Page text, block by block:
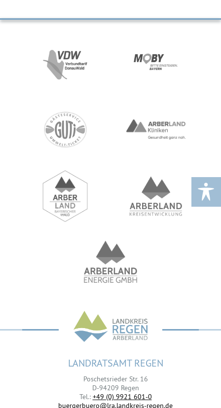
LANDRATSAMT REGEN
Poschetsrieder Str. 16
D-94209 Regen
Tel.: +49 (0) 9921 601-0
buergerbuero@lra.landkreis-regen.de